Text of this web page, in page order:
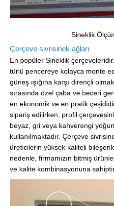
Sineklik
Çerçeve sivrisinek ağları
En popüler Sineklik
türlü pencereye kolayca monte
güneş ışığına karşı dirençli
sırasında özel çaba ve beceri
en ekonomik ve en pratik
sipariş edilirken, profil
beyaz, gri veya kahverengi
kullanılmaktadır. Çerçeve
üreticilerin yüksek kaliteli
nedenle, firmamızın bitmiş
ve kalite kombinasyonuna